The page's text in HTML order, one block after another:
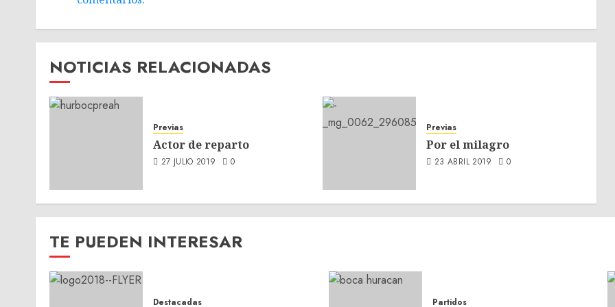
NOTICIAS RELACIONADAS
Previas
Actor de reparto
27 JULIO 2019 0
Previas
Por el milagro
23 ABRIL 2019 0
TE PUEDEN INTERESAR
Destacadas Partidos